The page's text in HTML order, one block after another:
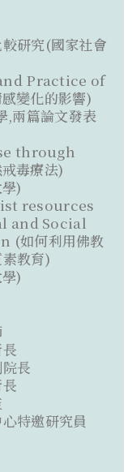
研究(國家社會
Practice of
變化的影響)
兩篇論文發表
through
毒療法)
)
resources
and Social
如何利用佛教
教育)
)
長
特邀研究員